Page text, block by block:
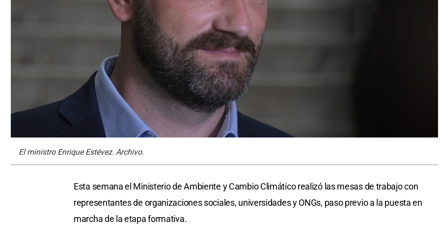
El ministro Enrique Estévez. Archivo.
Esta semana el Ministerio de Ambiente y Cambio Climático realizó las mesas de trabajo con
representantes de organizaciones sociales, universidades y ONGs, paso previo a la puesta en
marcha de la etapa formativa.